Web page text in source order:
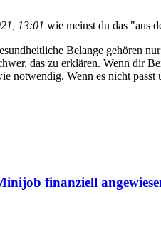
13:01 wie meinst du das "aus
Belange gehören
das zu erklären. Wenn dir
notwendig. Wenn es nicht
finanziell